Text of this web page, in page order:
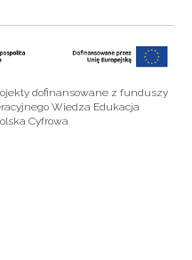
dofinansowane z funduszy
Wiedza Edukacja
Cyfrowa